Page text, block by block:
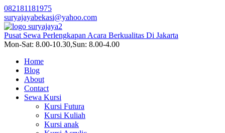
082181181975
suryajayabekasi@yahoo.com
Pusat Sewa Perlengkapan Acara Berkualitas Di Jakarta
Mon-Sat: 8.00-10.30,Sun: 8.00-4.00
Home
Blog
About
Contact
Sewa Kursi
Kursi Futura
Kursi Kuliah
Kursi anak